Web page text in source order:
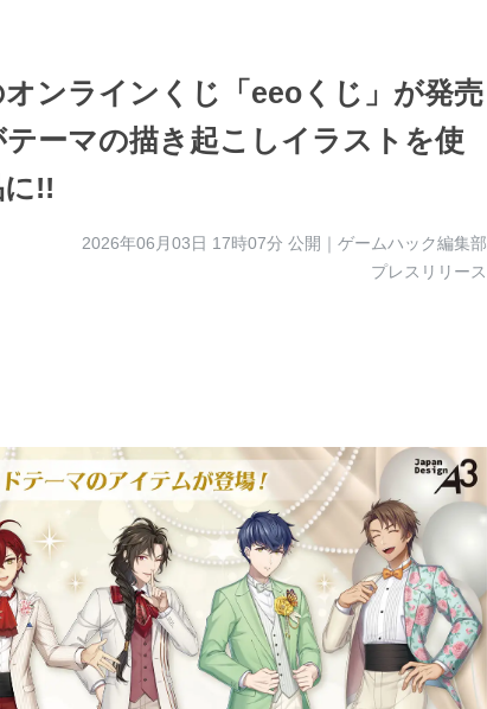
オンラインくじ「eeoくじ」が発売
ーマの描き起こしイラストを使
!!
2026年06月03日 17時07分 公開｜ゲームハック編集部
プレスリリース